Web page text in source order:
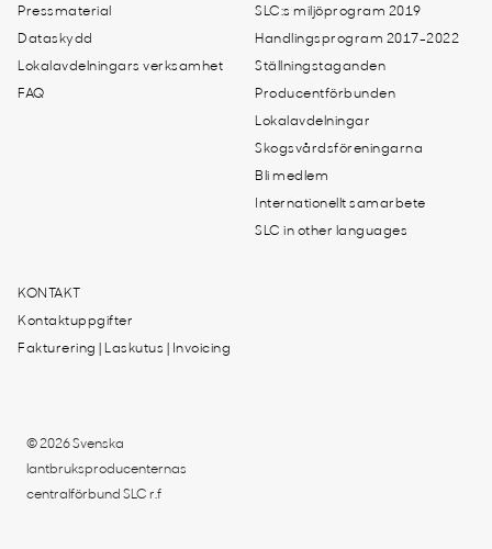
Pressmaterial
Dataskydd
Lokalavdelningars verksamhet
FAQ
SLC:s miljöprogram 2019
Handlingsprogram 2017-2022
Ställningstaganden
Producentförbunden
Lokalavdelningar
Skogsvårdsföreningarna
Bli medlem
Internationellt samarbete
SLC in other languages
KONTAKT
Kontaktuppgifter
Fakturering | Laskutus | Invoicing
© 2026 Svenska
lantbruksproducenternas
centralförbund SLC r.f